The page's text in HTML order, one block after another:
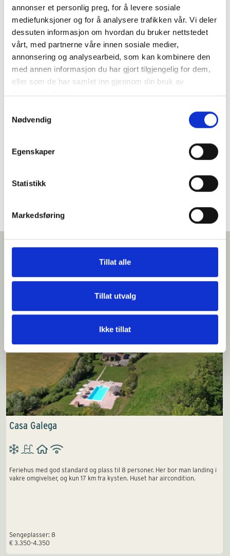
annonser et personlig preg, for å levere sosiale
mediefunksjoner og for å analysere trafikken vår. Vi deler
dessuten informasjon om hvordan du bruker nettstedet
vårt, med partnerne våre innen sosiale medier,
annonsering og analysearbeid, som kan kombinere den
med annen informasjon du har gjort tilgjengelig for dem,
eller som de har samlet inn gjennom din bruk av
tjenestene deres.
Nødvendig
Egenskaper
Statistikk
Markedsføring
Tillat alle
Tillat utvalg
Ikke tillat
Villa Rufina
Rustikk og sjarmerende villa i landlige omgivelser i
Rufina i Chianti for 15+3 personer. Gangavstand til
Vi tror du vil like dette
Casa Galega
Feriehus med god standard og plass til 8 personer. Her bor man landing i
vakre omgivelser, og kun 17 km fra kysten. Huset har aircondition.
Sengeplasser: 8
€ 3.350-4.350